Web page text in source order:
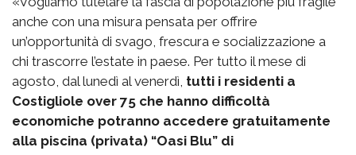
anche con una misura pensata per offrire
un’opportunità di svago, frescura e socializzazione a
chi trascorre l’estate in paese. Per tutto il mese di
agosto, dal lunedì al venerdì, tutti i residenti a
Costigliole over 75 che hanno difficoltà
economiche potranno accedere gratuitamente
alla piscina (privata) “Oasi Blu” di